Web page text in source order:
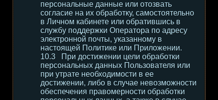
персональные данные или отозвать
согласие на их обработку, самостоятельно
в Личном кабинете или обратившись в
службу поддержки Оператора по адресу
электронной почты, указанному в
настоящей Политике или Приложении.
При достижении цели обработки
персональных данных Пользователя или
при утрате необходимости в ее
достижении, либо в случае невозможности
обеспечения правомерности обработки